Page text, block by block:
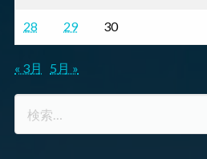
28 29 30
« 3月 5月 »